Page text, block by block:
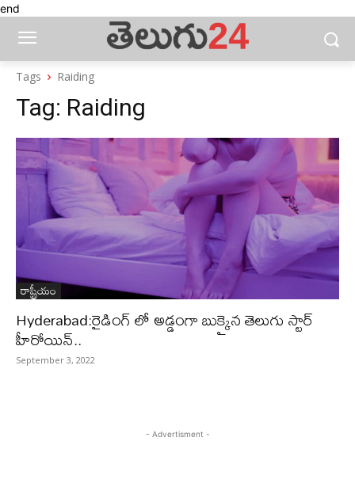
end
Tags Raiding
Tag: Raiding
రాష్ట్రీయం
Hyderabad:రైడింగ్ లో అడ్డంగా బుక్కైన తెలుగు స్టార్
హీరోయిన్..
September 3, 2022
- Advertisment -